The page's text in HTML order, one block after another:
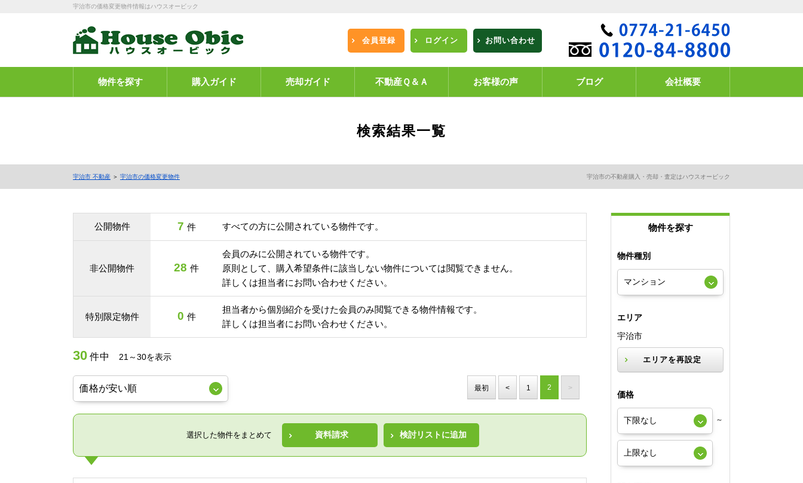
宇治市の価格変更物件情報はハウスオービック
会員登録 ログイン お問い合わせ
物件を探す 購入ガイド 売却ガイド 不動産Ｑ＆Ａ お客様の声 ブログ 会社概要
検索結果一覧
宇治市 不動産 ＞ 宇治市の価格変更物件 宇治市の不動産購入・売却・査定はハウスオービック
公開物件 7 件 すべての方に公開されている物件です。
非公開物件 28 件
会員のみに公開されている物件です。
原則として、購入希望条件に該当しない物件については閲覧できません。
詳しくは担当者にお問い合わせください。
特別限定物件 0 件
担当者から個別紹介を受けた会員のみ閲覧できる物件情報です。
詳しくは担当者にお問い合わせください。
30 件中 21～30を表示
最初 < 1 2 >
選択した物件をまとめて 資料請求 検討リストに追加
物件を探す
物件種別
エリア
宇治市
エリアを再設定
価格
～